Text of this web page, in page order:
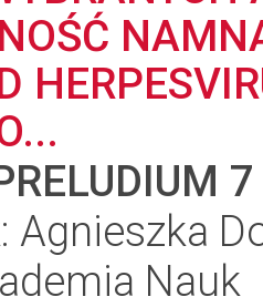
7
Agnieszka
Nauk